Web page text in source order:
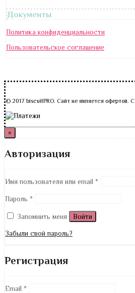
Документы
Политика конфиденциальности
Пользовательское соглашение
© 2017 biscuitPRO. Сайт не является офертой.
×
Авторизация
Имя пользователя или email *
Пароль *
Запомнить меня Войти
Забыли свой пароль?
Регистрация
Email *